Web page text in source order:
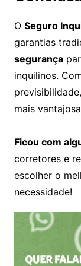
O Seguro
garantias
segurança
inquilinos.
mais
Ficou com
corretores e
escolher o
necessidade!